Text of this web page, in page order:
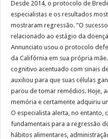
Desde 2014, o protocolo de
especialistas e os resultados
mostraram regressão. “O
relacionado ao estágio da
Annunciato usou o protocolo
da Califórnia em sua própria
cognitivo acentuado com sinais
auxiliou para que suas células
parou de tomar remédios. Hoje,
memória e certamente adquiriu
O especialista alerta, no entanto,
fundamentais para a regressão
hábitos alimentares,